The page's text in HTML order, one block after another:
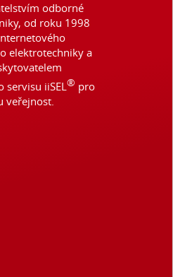
odborné
od roku 1998
elektrotechniky a
iiSEL® pro
veřejnost.